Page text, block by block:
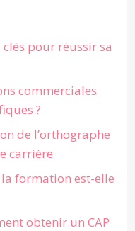
pour réussir sa
commerciales
?
de l’orthographe
carrière
formation est-elle
obtenir un CAP